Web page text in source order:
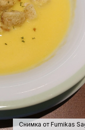
Снимка от Fumikas